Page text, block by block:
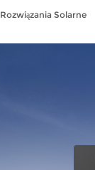
Rozwiązania Solarne